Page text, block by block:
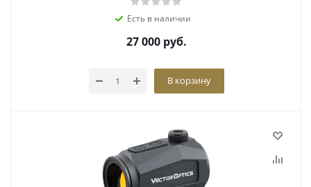
Есть в наличии
27 000руб.
В корзину